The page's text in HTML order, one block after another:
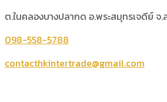
ต.ในคลองบางปลากด อ.พระสมุทรเจดีย์ จ.
098-558-5788
contacthkintertrade@gmail.com